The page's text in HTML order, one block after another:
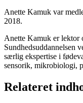
Anette Kamuk var
2018.
Anette Kamuk er lektor
Sundhedsuddannelsen
særlig ekspertise i
sensorik, mikrobiologi,
Relateret